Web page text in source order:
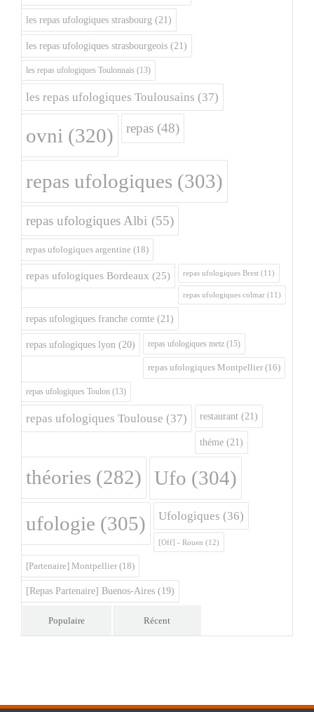
les repas ufologiques strasbourg (21)
les repas ufologiques strasbourgeois (21)
les repas ufologiques Toulonnais (13)
les repas ufologiques Toulousains (37)
ovni (320) repas (48)
repas ufologiques (303)
repas ufologiques Albi (55)
repas ufologiques argentine (18)
repas ufologiques Bordeaux (25) repas ufologiques Brest (11)
repas ufologiques colmar (11)
repas ufologiques franche comte (21)
repas ufologiques lyon (20) repas ufologiques metz (15)
repas ufologiques Montpellier (16)
repas ufologiques Toulon (13)
repas ufologiques Toulouse (37) restaurant (21)
théme (21)
théories (282) Ufo (304)
ufologie (305) Ufologiques (36)
[Off] - Rouen (12)
[Partenaire] Montpellier (18)
[Repas Partenaire] Buenos-Aires (19)
Populaire Récent